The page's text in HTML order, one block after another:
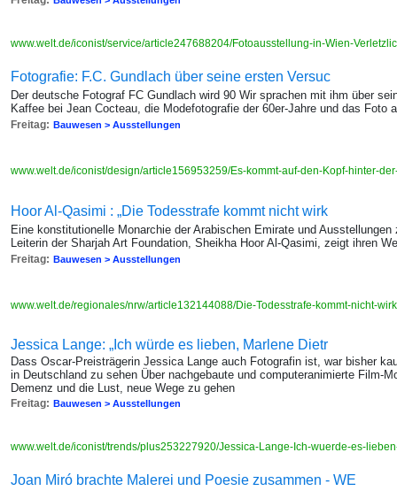
www.welt.de/iconist/service/article247688204/Fotoausstellung-in-Wien-
Fotografie: F.C. Gundlach über seine ersten Versuc
Der deutsche Fotograf FC Gundlach wird 90 Wir sprachen mit ihm über
Kaffee bei Jean Cocteau, die Modefotografie der 60er-Jahre und das Foto
Freitag: Bauwesen > Ausstellungen
www.welt.de/iconist/design/article156953259/Es-kommt-auf-den-Kopf-hinter-
Hoor Al-Qasimi : „Die Todesstrafe kommt nicht wirk
Eine konstitutionelle Monarchie der Arabischen Emirate und
Leiterin der Sharjah Art Foundation, Sheikha Hoor Al-Qasimi, zeigt ihren
Freitag: Bauwesen > Ausstellungen
www.welt.de/regionales/nrw/article132144088/Die-Todesstrafe-kommt-nicht-
Jessica Lange: „Ich würde es lieben, Marlene Dietr
Dass Oscar-Preisträgerin Jessica Lange auch Fotografin ist, war bisher
in Deutschland zu sehen Über nachgebaute und computeranimierte Film-
Demenz und die Lust, neue Wege zu gehen
Freitag: Bauwesen > Ausstellungen
www.welt.de/iconist/trends/plus253227920/Jessica-Lange-Ich-wuerde-es-
Joan Miró brachte Malerei und Poesie zusammen - WE